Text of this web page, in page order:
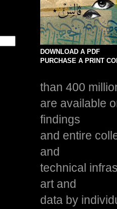
DOWNLOAD A PDF
PURCHASE A PRINT
than 400
are available
findings
and entire
and
technical
art and
data by